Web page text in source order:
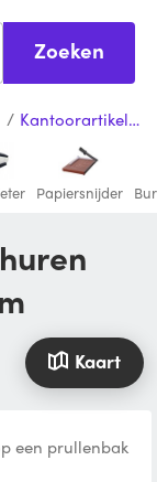
Zoeken
/ Kantoorartikelen
Papiersnijder
Kaart
een prullenbak